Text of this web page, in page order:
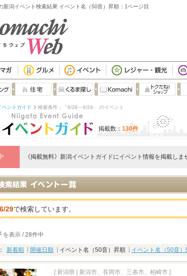
新潟イベント検索結果 イベント名（50音）昇順：1ページ目
ベントガイド 検索条件：「6/28～6/29」 のイベント
掲載数： 130件
《掲載無料》新潟イベントガイドにイベント情報を掲載しま
29で検索しています。
を表示 / 28件中
新着順 開催日順 イベント名（50音）昇順 イベント名（50音）
[ 新潟県 新潟市、長岡市、三条市、柏崎市 ]